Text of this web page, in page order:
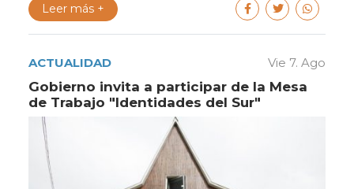
Leer más +
ACTUALIDAD Vie 7. Ago
Gobierno invita a participar de la Mesa
de Trabajo "Identidades del Sur"